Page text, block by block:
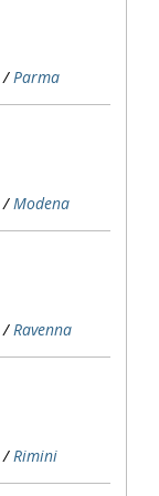
/Parma
/Modena
/Ravenna
/Rimini